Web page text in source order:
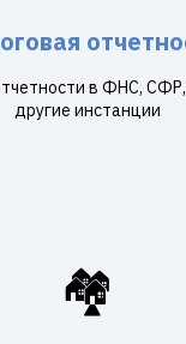
в ФНС, СФР,
другие инстанции
🏘️